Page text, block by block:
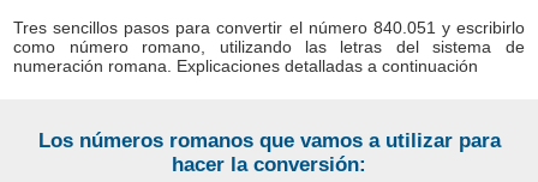
Tres sencillos pasos para convertir el número 840.051 y escribirlo
como número romano, utilizando las letras del sistema de
numeración romana. Explicaciones detalladas a continuación
Los números romanos que vamos a utilizar para
hacer la conversión: